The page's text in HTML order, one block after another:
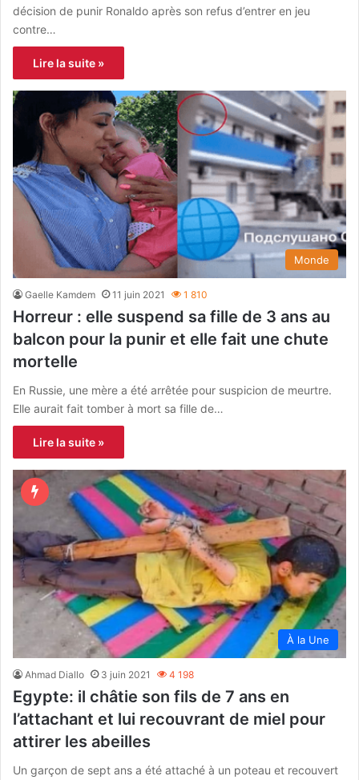
décision de punir Ronaldo après son refus d’entrer en jeu
contre…
Lire la suite »
Monde
Gaelle Kamdem 11 juin 2021 1 810
Horreur : elle suspend sa fille de 3 ans au
balcon pour la punir et elle fait une chute
mortelle
En Russie, une mère a été arrêtée pour suspicion de meurtre.
Elle aurait fait tomber à mort sa fille de…
Lire la suite »
À la Une
Ahmad Diallo 3 juin 2021 4 198
Egypte: il châtie son fils de 7 ans en
l’attachant et lui recouvrant de miel pour
attirer les abeilles
Un garçon de sept ans a été attaché à un poteau et recouvert